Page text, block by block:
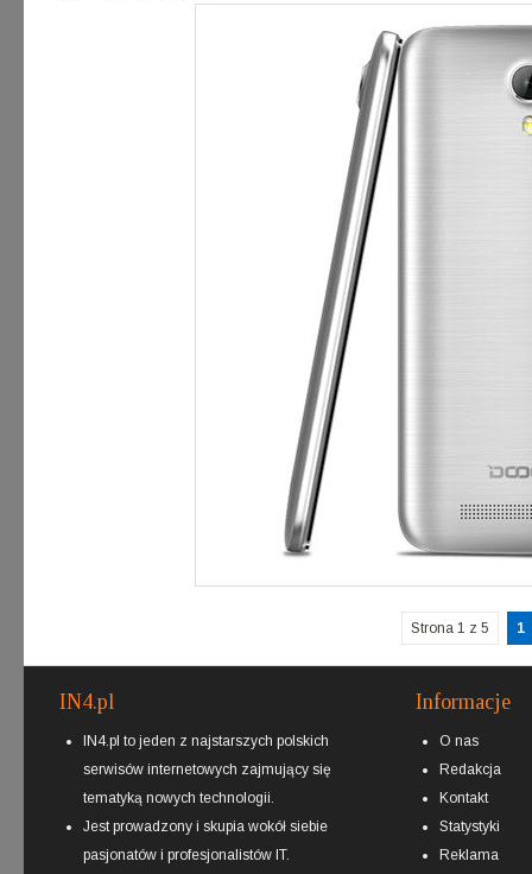
Strona 1 z 5 1
IN4.pl
IN4.pl to jeden z najstarszych polskich
serwisów internetowych zajmujący się
tematyką nowych technologii.
Jest prowadzony i skupia wokół siebie
pasjonatów i profesjonalistów IT.
Informacje
O nas
Redakcja
Kontakt
Statystyki
Reklama